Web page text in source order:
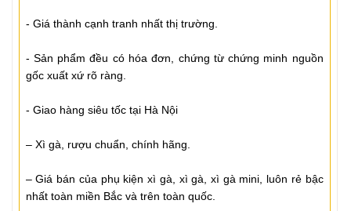
- Giá thành cạnh tranh nhất thị trường.
- Sản phẩm đều có hóa đơn, chứng từ chứng minh nguồn
gốc xuất xứ rõ ràng.
- Giao hàng siêu tốc tại Hà Nội
– Xì gà, rượu chuẩn, chính hãng.
– Giá bán của phụ kiện xì gà, xì gà, xì gà mini, luôn rẻ bậc
nhất toàn miền Bắc và trên toàn quốc.